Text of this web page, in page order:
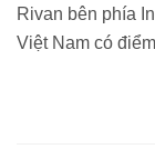
Rivan bên phía
Việt Nam có